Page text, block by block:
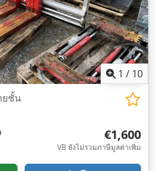
1 / 10
ยชั้น
€1,600
VB ยังไม่รวมภาษีมูลค่าเพิ่ม